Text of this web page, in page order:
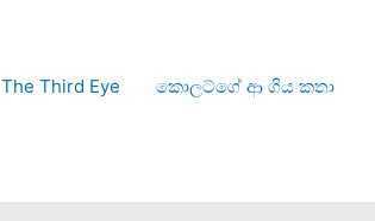
The Third Eye
කොලට්ගේ ආ ගිය කතා